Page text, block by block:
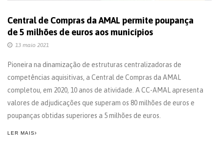
Central de Compras da AMAL permite poupança
de 5 milhões de euros aos municípios
13 maio 2021
Pioneira na dinamização de estruturas centralizadoras de
competências aquisitivas, a Central de Compras da AMAL
completou, em 2020, 10 anos de atividade. A CC-AMAL apresenta
valores de adjudicações que superam os 80 milhões de euros e
poupanças obtidas superiores a 5 milhões de euros.
LER MAIS